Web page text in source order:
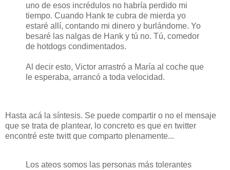
uno de esos incrédulos no habría perdido mi
tiempo. Cuando Hank te cubra de mierda yo
estaré allí, contando mi dinero y burlándome. Yo
besaré las nalgas de Hank y tú no. Tú, comedor
de hotdogs condimentados.
Al decir esto, Victor arrastró a María al coche que
le esperaba, arrancó a toda velocidad.
Hasta acá la síntesis. Se puede compartir o no el mensaje
que se trata de plantear, lo concreto es que en twitter
encontré este twitt que comparto plenamente...
Los ateos somos las personas más tolerantes